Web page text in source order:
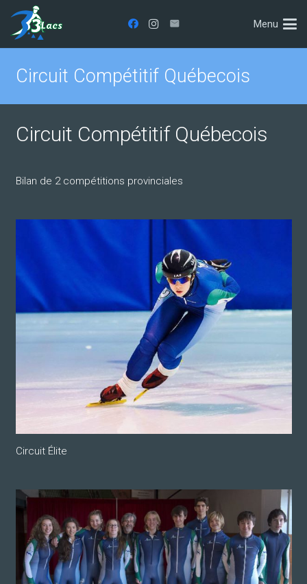
Menu
Circuit Compétitif Québecois
Circuit Compétitif Québecois
Bilan de 2 compétitions provinciales
Circuit Élite